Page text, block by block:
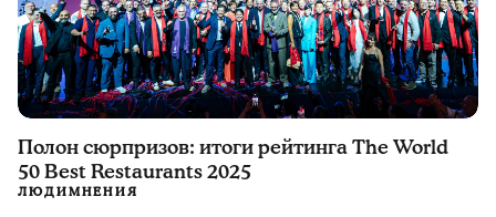
Полон сюрпризов: итоги рейтинга The World
50 Best Restaurants 2025
ЛЮДИМНЕНИЯ